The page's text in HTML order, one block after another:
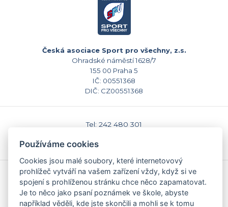
Česká asociace Sport pro všechny, z.s.
Ohradské náměstí 1628/7
155 00 Praha 5
IČ: 00551368
DIČ: CZ00551368
Tel: 242 480 301
www.caspv.cz
Kontakty
Domů
Napište nám
Používáme cookies
Cookies jsou malé soubory, které internetovový
prohlížeč vytváří na vašem zařízení vždy, když si ve
spojení s prohlíženou stránku chce něco zapamatovat.
Je to něco jako psaní poznámek ve škole, abyste
například věděli, kde jste skončili a mohli se k tomu